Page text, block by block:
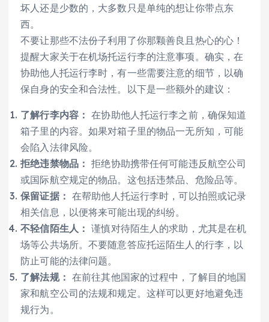
坏人还是少数的，大多数只是单纯的想让你带点东
西。
不要让那些不法份子利用了你那颗善良且热心的心！
提醒大家关于在机场托运行李的注意事项。确实，在
协助他人托运行李时，有一些需要注意的细节，以确
保自身的安全和合法性。以下是一些额外的建议：
了解行李内容： 在协助他人托运行李之前，确保知道
箱子里的内容。如果对箱子里的物品一无所知，可能
会陷入法律风险。
拒绝违禁物品： 拒绝协助携带任何可能违反航空公司
或国际航空规定的物品。这包括违禁品、危险品等。
保留证据： 在帮助他人托运行李时，可以拍照或记录
相关信息，以便将来可能出现的纠纷。
不轻信陌生人： 谨慎对待陌生人的求助，尤其是在机
场等公共场所。不要随意答应托运陌生人的行李，以
防止可能的法律问题。
了解法规： 在前往其他国家的过程中，了解目的地国
家和航空公司的法规和规定。这样可以更好地避免违
规行为。